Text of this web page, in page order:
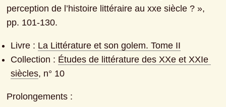
perception de l’histoire littéraire au xxe siècle ? »,
pp. 101-130.
Livre : La Littérature et son golem. Tome II
Collection : Études de littérature des XXe et XXIe
siècles, n° 10
Prolongements :